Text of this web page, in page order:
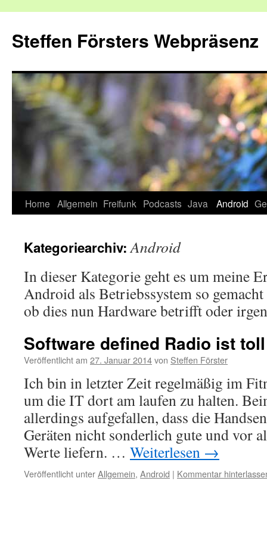
springen
Steffen Försters Webpräsenz
Home Allgemein Freifunk Podcasts Java Android
Kategoriearchiv:Android
In dieser Kategorie geht es um meine
Android als Betriebssystem so gemacht
ob dies nun Hardware betrifft oder
Software defined Radio ist toll
Veröffentlicht am 27. Januar 2014von Steffen Förster
Ich bin in letzter Zeit regelmäßig im
um die IT dort am laufen zu halten.
allerdings aufgefallen, dass die
Geräten nicht sonderlich gute und vor
Werte liefern. … Weiterlesen →
Veröffentlicht unterAllgemein, Android | Kommentar